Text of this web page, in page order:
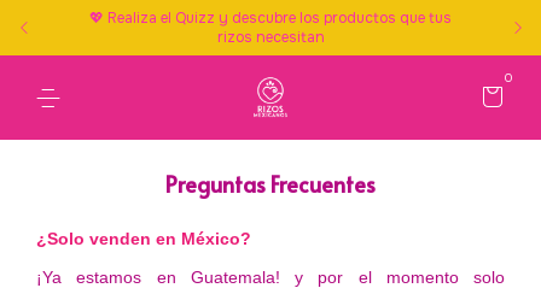
💖 Realiza el Quizz y descubre los productos que tus
rizos necesitan
0
Preguntas Frecuentes
¿Solo venden en México?
¡Ya estamos en Guatemala! y por el momento solo